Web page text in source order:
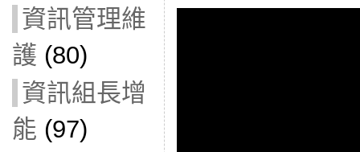
資訊管理維
護 (80)
資訊組長增
能 (97)